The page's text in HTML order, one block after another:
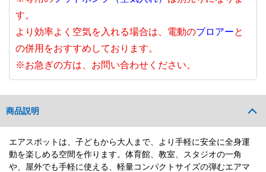
す。
より効率よく空気を入れる場合は、電動のブロアーと
の併用をおすすめしております。
※お急ぎの方は、お問い合わせください。
商品説明
エアスポットは、子どもから大人まで、より手軽に安全に全身運
動を楽しめる空間を作ります。体育館、教室、スタジオの一角
や、屋外でも手軽に使える、軽量コンパクトサイズの弾むエアマ